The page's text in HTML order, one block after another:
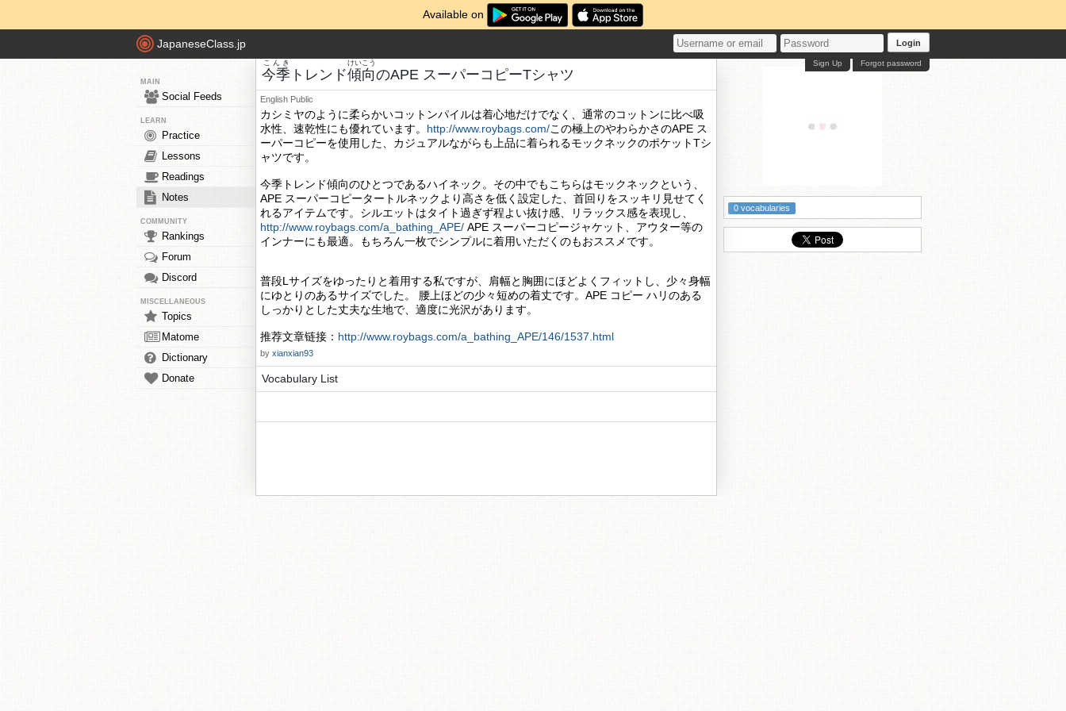
Available on
JapaneseClass.jp Login
Forgot password
Sign Up
MAIN
Social Feeds
LEARN
Practice
Lessons
Readings
Notes
COMMUNITY
Rankings
Forum
Discord
MISCELLANEOUS
Topics
Matome
Dictionary
Donate
今季
こんき
トレンド傾向
けいこう
のAPE スーパーコピーTシャツ
English Public
カシミヤのように柔らかいコットンパイルは着心地だけでなく、通常のコットンに比べ吸
水性、速乾性にも優れています。 http://www.roybags.com/この極上のやわらかさのAPE ス
ーパーコピーを使用した、カジュアルながらも上品に着られるモックネックのポケットTシ
ャツです。
今季トレンド傾向のひとつであるハイネック。その中でもこちらはモックネックという、
APE スーパーコピータートルネックより高さを低く設定した、首回りをスッキリ見せてく
れるアイテムです。シルエットはタイト過ぎず程よい抜け感、リラックス感を表現し、
http://www.roybags.com/a_bathing_APE/ APE スーパーコピージャケット、アウター等の
インナーにも最適。もちろん一枚でシンプルに着用いただくのもおススメです。
普段Lサイズをゆったりと着用する私ですが、肩幅と胸囲にほどよくフィットし、少々身幅
にゆとりのあるサイズでした。 腰上ほどの少々短めの着丈です。APE コピー ハリのある
しっかりとした丈夫な生地で、適度に光沢があります。
推荐文章链接： http://www.roybags.com/a_bathing_APE/146/1537.html
by xianxian93
Vocabulary List
0 vocabularies